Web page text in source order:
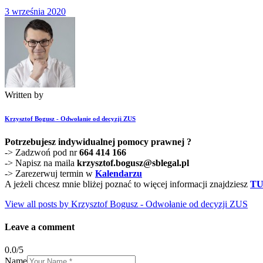
3 września 2020
Written by
Krzysztof Bogusz - Odwołanie od decyzji ZUS
Potrzebujesz indywidualnej pomocy prawnej ?
-> Zadzwoń pod nr664 414 166
-> Napisz na maila krzysztof.bogusz@sblegal.pl
-> Zarezerwuj termin w Kalendarzu
A jeżeli chcesz mnie bliżej poznać to więcej informacji znajdziesz
View all posts by Krzysztof Bogusz - Odwołanie od decyzji ZUS
Leave a comment
0.0/5
Name